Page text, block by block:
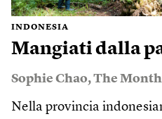
INDONESIA
Mangiati dalla
Sophie Chao,The
Nella provincia